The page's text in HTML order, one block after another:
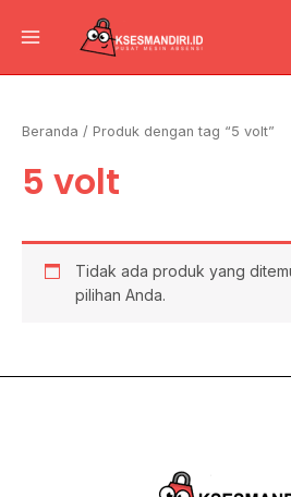
Beranda / Produk dengan tag “5 volt”
5 volt
Tidak ada produk yang
pilihan Anda.